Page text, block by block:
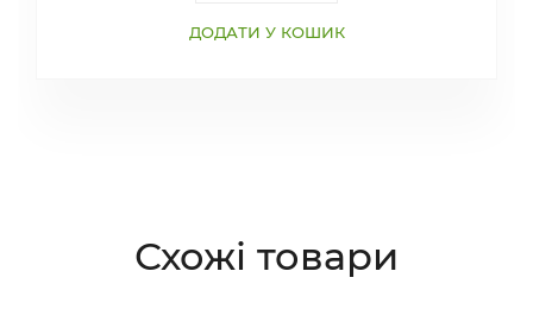
ДОДАТИ У КОШИК
Схожі товари